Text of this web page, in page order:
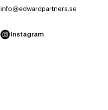
info@edwardpartners.se
Instagram